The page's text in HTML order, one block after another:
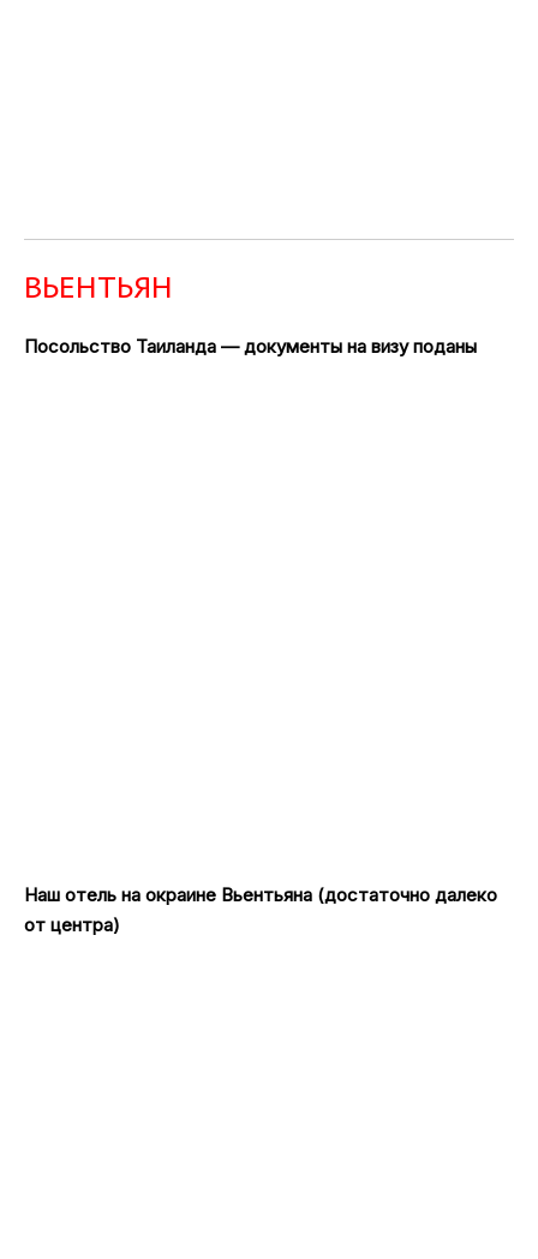
ВЬЕНТЬЯН
Посольство Таиланда — документы на визу поданы
Наш отель на окраине Вьентьяна (достаточно далеко
от центра)